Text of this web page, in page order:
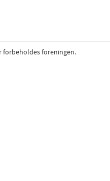
forbeholdes foreningen.